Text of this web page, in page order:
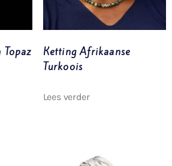
Ketting Afrikaanse
Turkoois
Lees verder